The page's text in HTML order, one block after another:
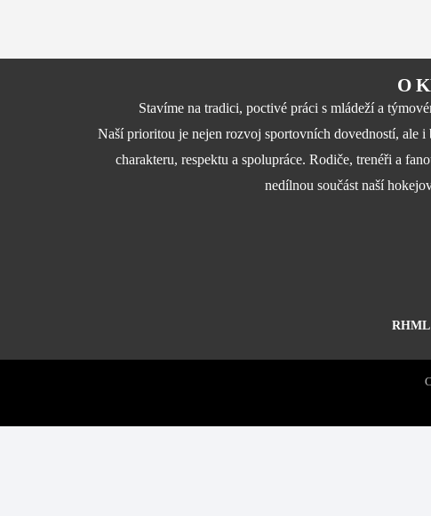
O
Stavíme na tradici, poctivé práci s mládeží a
Naší prioritou je nejen rozvoj sportovních dovedností, ale i
charakteru, respektu a spolupráce. Rodiče, trenéři a
nedílnou součást naší
RHML